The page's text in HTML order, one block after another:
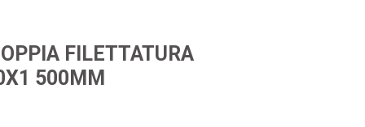
FILETTATURA
500MM